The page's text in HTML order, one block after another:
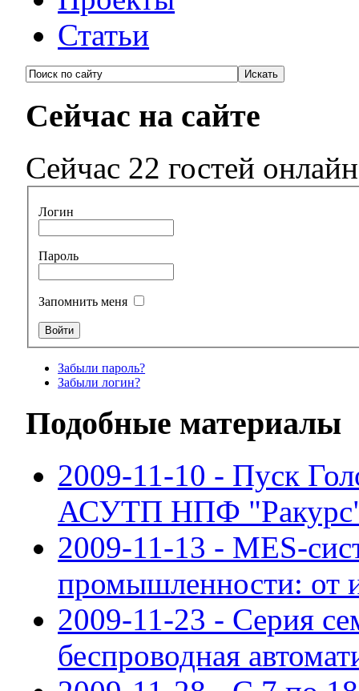
Статьи
Сейчас на сайте
Сейчас 22 гостей онлайн
Логин
Пароль
Запомнить меня
Забыли пароль?
Забыли логин?
Подобные материалы
2009-11-10 - Пуск
АСУТП НПФ
2009-11-13 - MES-
промышленности: от
2009-11-23 - Серия
беспроводная